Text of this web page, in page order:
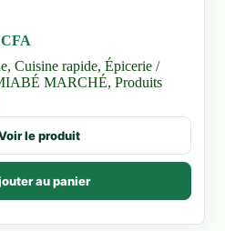
CFA
prix :
800 CFA
2.500 CFA
,Cuisine rapide,Épicerie /
MARCHÉ,Produits
le produit
au panier